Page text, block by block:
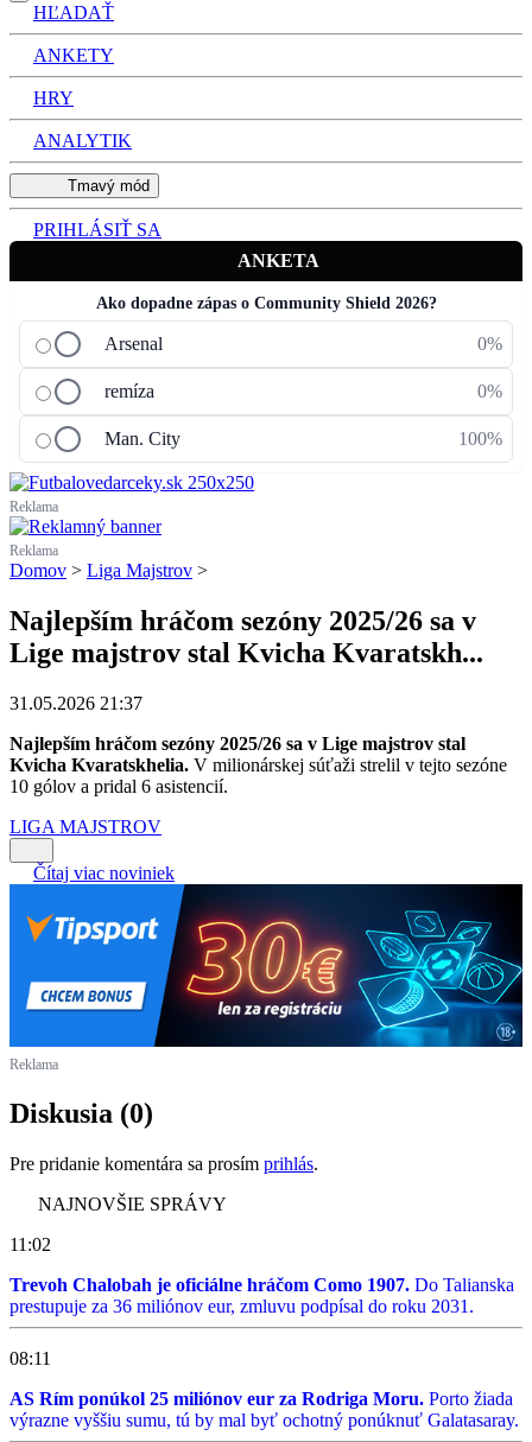
HĽADAŤ
ANKETY
HRY
ANALYTIK
Tmavý mód
PRIHLÁSIŤ SA
ANKETA
Ako dopadne zápas o Community Shield 2026?
Arsenal 0%
remíza 0%
Man. City 100%
Reklama
Reklama
Domov > Liga Majstrov >
Najlepším hráčom sezóny 2025/26 sa v
Lige majstrov stal Kvicha Kvaratskh...
31.05.2026 21:37
Najlepším hráčom sezóny 2025/26 sa v Lige majstrov stal
Kvicha Kvaratskhelia. V milionárskej súťaži strelil v tejto sezóne
10 gólov a pridal 6 asistencií.
LIGA MAJSTROV
Čítaj viac noviniek
Reklama
Diskusia (0)
Pre pridanie komentára sa prosím prihlás.
NAJNOVŠIE SPRÁVY
11:02
Trevoh Chalobah je oficiálne hráčom Como 1907. Do Talianska
prestupuje za 36 miliónov eur, zmluvu podpísal do roku 2031.
08:11
AS Rím ponúkol 25 miliónov eur za Rodriga Moru. Porto žiada
výrazne vyššiu sumu, tú by mal byť ochotný ponúknuť Galatasaray.